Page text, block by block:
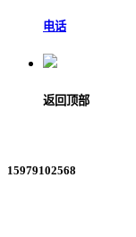
电话
返回顶部
15979102568